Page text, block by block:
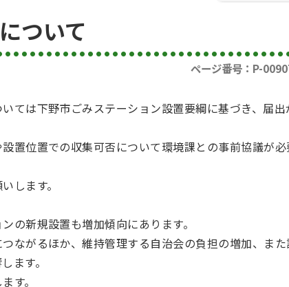
ついて
ページ番号：P-
ては下野市ごみステーション設置要綱に基づき、届出
置位置での収集可否について環境課との事前協議が必
します。
の新規設置も増加傾向にあります。
ながるほか、維持管理する自治会の負担の増加、また
ます。
す。